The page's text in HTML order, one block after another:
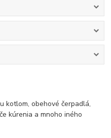
kotlom, obehové čerpadlá,
kúrenia a mnoho iného